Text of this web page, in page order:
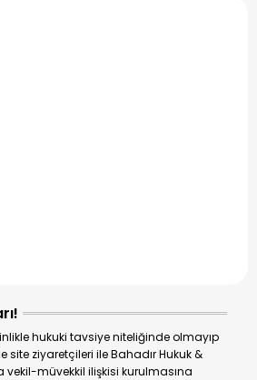
hukuki tavsiye niteliğinde olmayıp
site ziyaretçileri ile Bahadır Hukuk &
vekil-müvekkil ilişkisi kurulmasına